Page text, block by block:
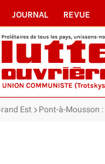
JOURNAL REVUE
Est Pont-à-Mousson